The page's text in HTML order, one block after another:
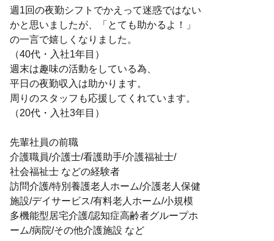
週1回の夜勤シフトでかえって迷惑ではない
かと思いましたが、「とても助かるよ！」
の一言で嬉しくなりました。
（40代・入社1年目）
週末は趣味の活動をしている為、
平日の夜勤収入は助かります。
周りのスタッフも応援してくれています。
（20代・入社3年目）
先輩社員の前職
介護職員/介護士/看護助手/介護福祉士/
社会福祉士 などの経験者
訪問介護/特別養護老人ホーム/介護老人保健
施設/デイサービス/有料老人ホーム/小規模
多機能型居宅介護/認知症高齢者グループホ
ーム/病院/その他介護施設 など